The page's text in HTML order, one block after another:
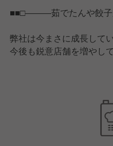
一緒にお店を盛り上げ、
る方をお待ちしています♪
■■□―――仕事も遊びもど
ている弊社では、日々「
めには？」と考えながら
このように働くのにも仕
■■□―――茹でたんや餃
弊社は今まさに成長して
今後も鋭意店舗を増やし
普段では経験できない